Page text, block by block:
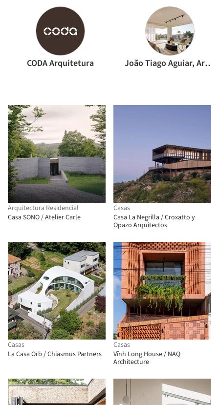
CODA Arquitetura João Tiago Aguiar, Arquitectos
Arquitectura Residencial
Casa SONO / Atelier Carle
Casas
Casa La Negrilla / Croxatto y
Opazo Arquitectos
Casas
La Casa Orb / Chiasmus Partners
Casas
Vĩnh Long House / NAQ
Architecture